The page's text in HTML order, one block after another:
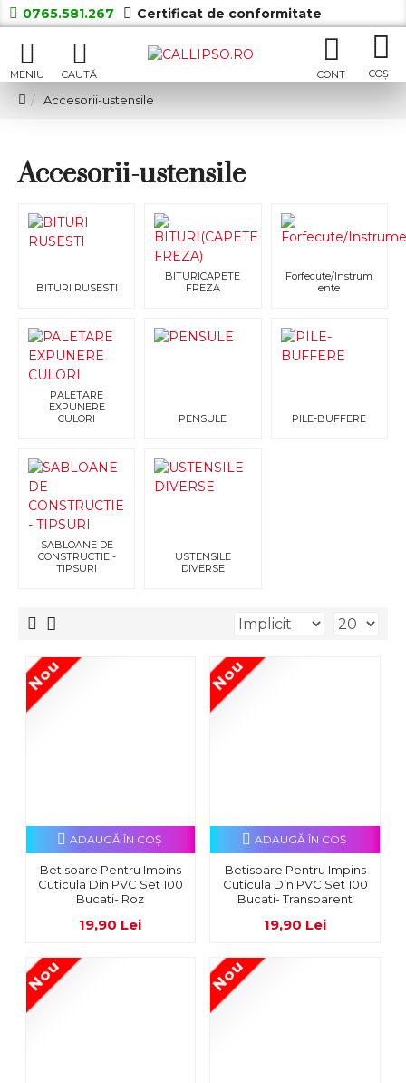
0765.581.267 Certificat de conformitate
Accesorii-ustensile
Accesorii-ustensile
BITURI RUSESTI
BITURICAPETE
FREZA
Forfecute/Instrum
ente
PALETARE
EXPUNERE
CULORI
PENSULE PILE-BUFFERE
SABLOANE DE
CONSTRUCTIE -
TIPSURI
USTENSILE
DIVERSE
Nou
Betisoare Pentru Impins
Cuticula Din PVC Set 100
Bucati- Roz
19,90 Lei
ADAUGĂ ÎN COŞ
Nou
Betisoare Pentru Impins
Cuticula Din PVC Set 100
Bucati- Transparent
19,90 Lei
ADAUGĂ ÎN COŞ
Nou Nou